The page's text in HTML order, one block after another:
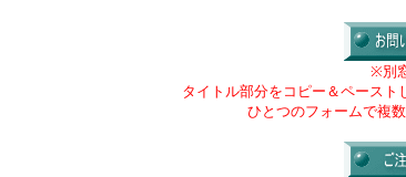
※別
タイトル部分をコピー＆ペースト
ひとつのフォームで複